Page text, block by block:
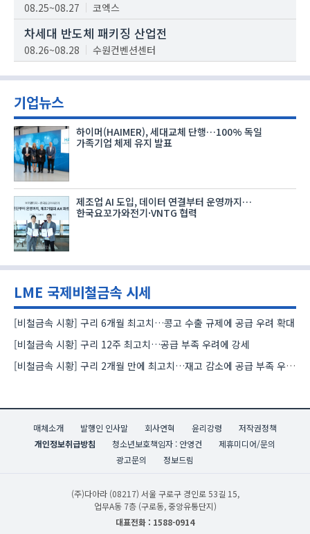
08.25~08.27 코엑스
차세대 반도체 패키징 산업전
08.26~08.28 수원컨벤션센터
기업뉴스
하이머(HAIMER), 세대교체 단행…100% 독일
가족기업 체제 유지 발표
제조업 AI 도입, 데이터 연결부터 운영까지…
한국요꼬가와전기·VNTG 협력
LME 국제비철금속 시세
[비철금속 시황] 구리 6개월 최고치…콩고 수출 규제에 공급 우려 확대
[비철금속 시황] 구리 12주 최고치…공급 부족 우려에 강세
[비철금속 시황] 구리 2개월 만에 최고치…재고 감소에 공급 부족 우려 확대
매체소개 발행인 인사말 회사연혁 윤리강령
저작권정책
개인정보취급방침
청소년보호책임자 : 안영건
제휴미디어/문의
광고문의
정보드림
(주)다아라 (08217) 서울 구로구 경인로 53길 15,
업무A동 7층 (구로동, 중앙유통단지)
대표전화 : 1588-0914